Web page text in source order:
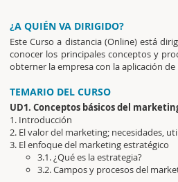
¿A QUIÉN VA DIRIGIDO?
Este Curso a distancia (Online) está
conocer los principales conceptos y
obterner la empresa con la aplicación
TEMARIO DEL CURSO
UD1. Conceptos básicos del
1. Introducción
2. El valor del marketing; necesidades,
3. El enfoque del marketing estratégico
3.1. ¿Qué es la estrategia?
3.2. Campos y procesos del